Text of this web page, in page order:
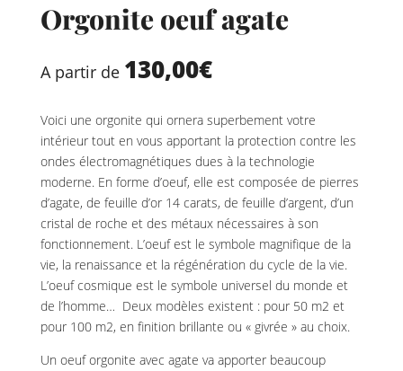
Orgonite oeuf agate
A partir de 130,00€
Voici une orgonite qui ornera superbement votre
intérieur tout en vous apportant la protection contre les
ondes électromagnétiques dues à la technologie
moderne. En forme d’oeuf, elle est composée de pierres
d’agate, de feuille d’or 14 carats, de feuille d’argent, d’un
cristal de roche et des métaux nécessaires à son
fonctionnement. L’oeuf est le symbole magnifique de la
vie, la renaissance et la régénération du cycle de la vie.
L’oeuf cosmique est le symbole universel du monde et
de l’homme… Deux modèles existent : pour 50 m2 et
pour 100 m2, en finition brillante ou « givrée » au choix.
Un oeuf orgonite avec agate va apporter beaucoup